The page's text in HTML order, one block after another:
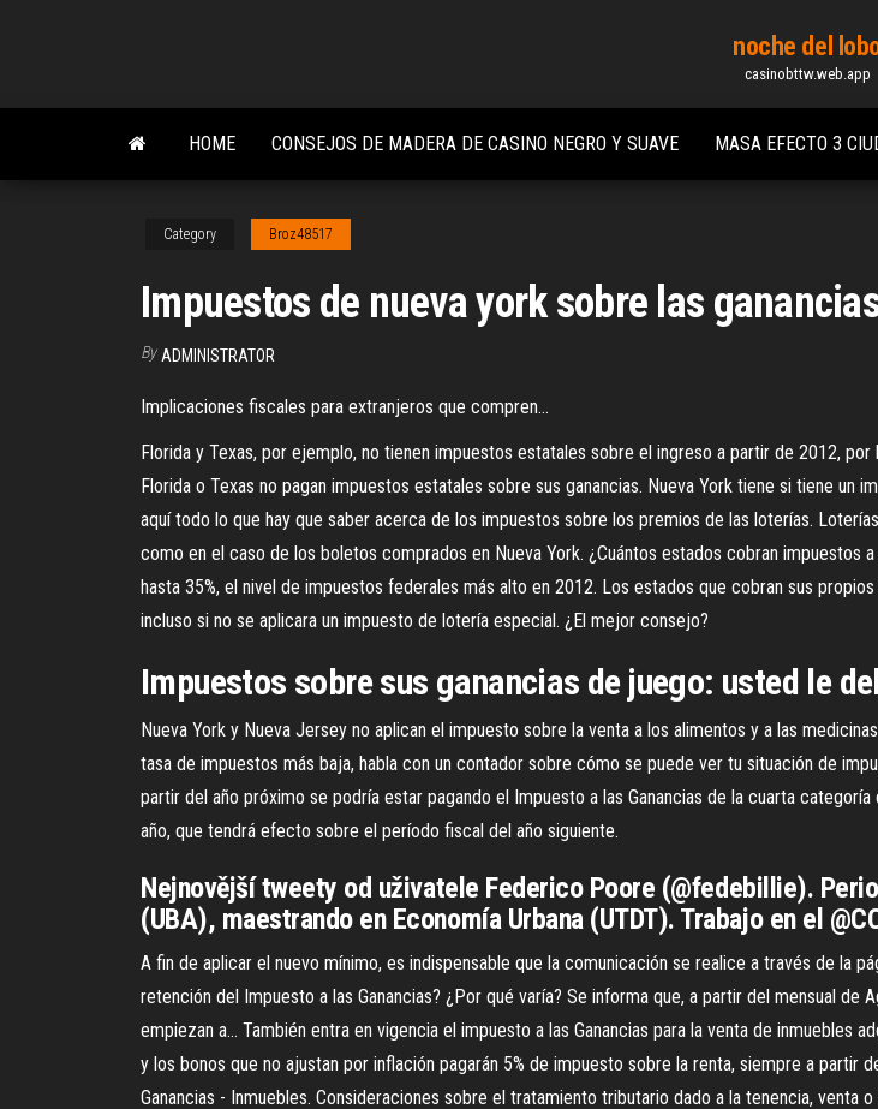
content
noche del
casinobttw.web.app
HOME CONSEJOS DE MADERA DE CASINO NEGRO Y SUAVE MASA EFECTO 3
Category Broz48517
Impuestos de nueva york sobre las
By ADMINISTRATOR
Implicaciones fiscales para extranjeros que compren…
Florida y Texas, por ejemplo, no tienen impuestos estatales sobre el ingreso a partir de 2012,
Florida o Texas no pagan impuestos estatales sobre sus ganancias. Nueva York tiene si tiene
aquí todo lo que hay que saber acerca de los impuestos sobre los premios de las loterías.
como en el caso de los boletos comprados en Nueva York. ¿Cuántos estados cobran impuestos
hasta 35%, el nivel de impuestos federales más alto en 2012. Los estados que cobran sus
incluso si no se aplicara un impuesto de lotería especial. ¿El mejor consejo?
Impuestos sobre sus ganancias de juego: usted le
Nueva York y Nueva Jersey no aplican el impuesto sobre la venta a los alimentos y a las
tasa de impuestos más baja, habla con un contador sobre cómo se puede ver tu situación de
partir del año próximo se podría estar pagando el Impuesto a las Ganancias de la cuarta
año, que tendrá efecto sobre el período fiscal del año siguiente.
Nejnovější tweety od uživatele Federico Poore (@fedebillie).
(UBA), maestrando en Economía Urbana (UTDT). Trabajo en el
A fin de aplicar el nuevo mínimo, es indispensable que la comunicación se realice a través de la
retención del Impuesto a las Ganancias? ¿Por qué varía? Se informa que, a partir del mensual de
empiezan a… También entra en vigencia el impuesto a las Ganancias para la venta de
y los bonos que no ajustan por inflación pagarán 5% de impuesto sobre la renta, siempre a partir
Ganancias - Inmuebles. Consideraciones sobre el tratamiento tributario dado a la tenencia,